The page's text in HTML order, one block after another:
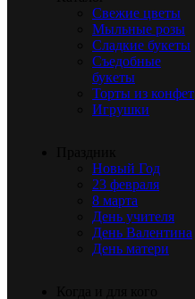
Свежие цветы
Мыльные розы
Сладкие букеты
Съедобные
букеты
Торты из конфет
Игрушки
Новый Год
23 февраля
8 марта
День учителя
День Валентина
День матери